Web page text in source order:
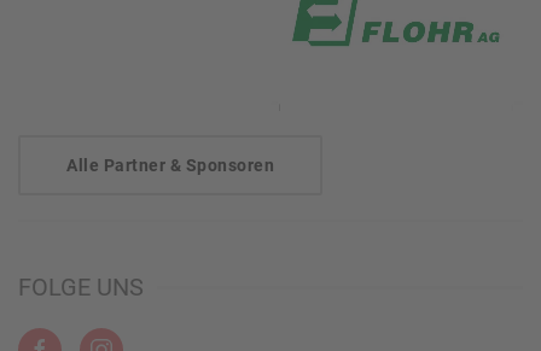
Alle Partner & Sponsoren
FOLGE UNS